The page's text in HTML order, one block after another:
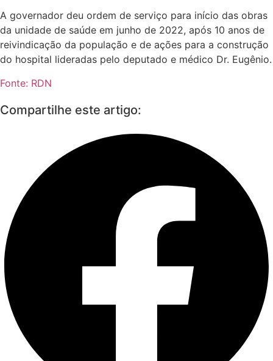
A governador deu ordem de serviço para início das obras
da unidade de saúde em junho de 2022, após 10 anos de
reivindicação da população e de ações para a construção
do hospital lideradas pelo deputado e médico Dr. Eugênio.
Fonte: RDN
Compartilhe este artigo: